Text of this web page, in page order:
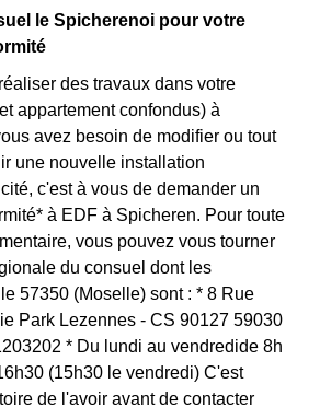
le Spicherenoi pour votre
des travaux dans votre
appartement confondus) à
avez besoin de modifier ou tout
une nouvelle installation
c'est à vous de demander un
à EDF à Spicheren. Pour toute
vous pouvez vous tourner
du consuel dont les
57350 (Moselle) sont : * 8 Rue
Park Lezennes - CS 90127 59030
* Du lundi au vendredide 8h
(15h30 le vendredi) C'est
de l'avoir avant de contacter